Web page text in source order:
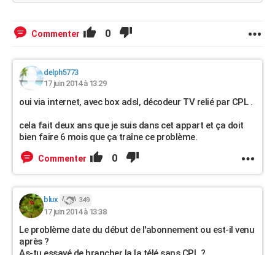
Commenter 0
delph5773
17 juin 2014 à 13:29
oui via internet, avec box adsl, décodeur TV relié par CPL .
cela fait deux ans que je suis dans cet appart et ça doit
bien faire 6 mois que ça traîne ce problème.
Commenter 0
blux 349
17 juin 2014 à 13:38
Le problème date du début de l'abonnement ou est-il venu
après ?